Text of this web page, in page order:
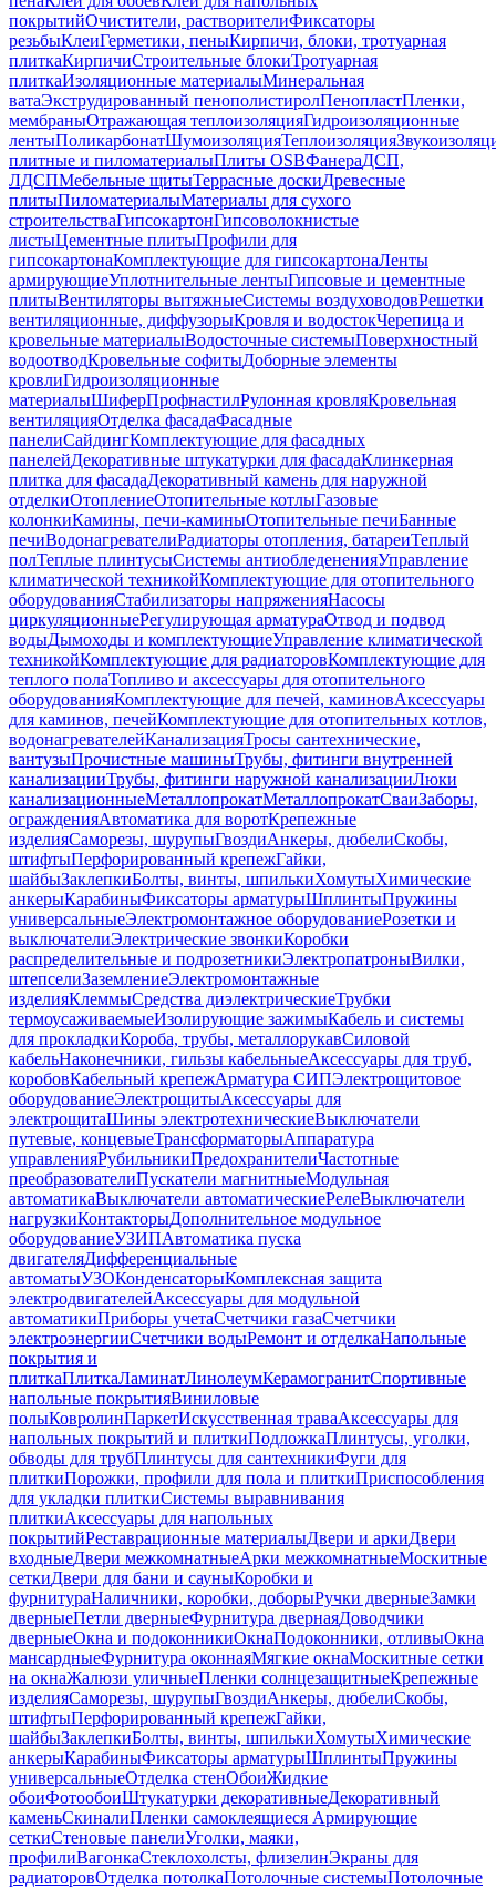
покрытийОчистители, растворителиФиксаторы
резьбыКлеиГерметики, пеныКирпичи, блоки, тротуарная
плиткаКирпичиСтроительные блокиТротуарная
плиткаИзоляционные материалыМинеральная
ватаЭкструдированный пенополистиролПенопластПленки,
мембраныОтражающая теплоизоляцияГидроизоляционные
лентыПоликарбонатШумоизоляцияТеплоизоляция
плитные и пиломатериалыПлиты OSBФанераДСП,
ЛДСПМебельные щитыТеррасные доскиДревесные
плитыПиломатериалыМатериалы для сухого
строительстваГипсокартонГипсоволокнистые
листыЦементные плитыПрофили для
гипсокартонаКомплектующие для гипсокартонаЛенты
армирующиеУплотнительные лентыГипсовые и цементные
плитыВентиляторы вытяжныеСистемы воздуховодовРешетки
вентиляционные, диффузорыКровля и водостокЧерепица и
кровельные материалыВодосточные системыПоверхностный
водоотводКровельные софитыДоборные элементы
кровлиГидроизоляционные
материалыШиферПрофнастилРулонная кровляКровельная
вентиляцияОтделка фасадаФасадные
панелиСайдингКомплектующие для фасадных
панелейДекоративные штукатурки для фасадаКлинкерная
плитка для фасадаДекоративный камень для наружной
отделкиОтоплениеОтопительные котлыГазовые
колонкиКамины, печи-каминыОтопительные печиБанные
печиВодонагревателиРадиаторы отопления, батареиТеплый
полТеплые плинтусыСистемы антиобледененияУправление
климатической техникойКомплектующие для отопительного
оборудованияСтабилизаторы напряженияНасосы
циркуляционныеРегулирующая арматураОтвод и подвод
водыДымоходы и комплектующиеУправление климатической
техникойКомплектующие для радиаторовКомплектующие для
теплого полаТопливо и аксессуары для отопительного
оборудованияКомплектующие для печей, каминовАксессуары
для каминов, печейКомплектующие для отопительных котлов,
водонагревателейКанализацияТросы сантехнические,
вантузыПрочистные машиныТрубы, фитинги внутренней
канализацииТрубы, фитинги наружной канализацииЛюки
канализационныеМеталлопрокатМеталлопрокатСваиЗаборы,
огражденияАвтоматика для воротКрепежные
изделияСаморезы, шурупыГвоздиАнкеры, дюбелиСкобы,
штифтыПерфорированный крепежГайки,
шайбыЗаклепкиБолты, винты, шпилькиХомутыХимические
анкерыКарабиныФиксаторы арматурыШплинтыПружины
универсальныеЭлектромонтажное оборудованиеРозетки и
выключателиЭлектрические звонкиКоробки
распределительные и подрозетникиЭлектропатроныВилки,
штепселиЗаземлениеЭлектромонтажные
изделияКлеммыСредства диэлектрическиеТрубки
термоусаживаемыеИзолирующие зажимыКабель и системы
для прокладкиКороба, трубы, металлорукавСиловой
кабельНаконечники, гильзы кабельныеАксессуары для труб,
коробовКабельный крепежАрматура СИПЭлектрощитовое
оборудованиеЭлектрощитыАксессуары для
электрощитаШины электротехническиеВыключатели
путевые, концевыеТрансформаторыАппаратура
управленияРубильникиПредохранителиЧастотные
преобразователиПускатели магнитныеМодульная
автоматикаВыключатели автоматическиеРелеВыключатели
нагрузкиКонтакторыДополнительное модульное
оборудованиеУЗИПАвтоматика пуска
двигателяДифференциальные
автоматыУЗОКонденсаторыКомплексная защита
электродвигателейАксессуары для модульной
автоматикиПриборы учетаСчетчики газаСчетчики
электроэнергииСчетчики водыРемонт и отделкаНапольные
покрытия и
плиткаПлиткаЛаминатЛинолеумКерамогранитСпортивные
напольные покрытияВиниловые
полыКовролинПаркетИскусственная траваАксессуары для
напольных покрытий и плиткиПодложкаПлинтусы, уголки,
обводы для трубПлинтусы для сантехникиФуги для
плиткиПорожки, профили для пола и плиткиПриспособления
для укладки плиткиСистемы выравнивания
плиткиАксессуары для напольных
покрытийРеставрационные материалыДвери и аркиДвери
входныеДвери межкомнатныеАрки межкомнатныеМоскитные
сеткиДвери для бани и сауныКоробки и
фурнитураНаличники, коробки, доборыРучки дверныеЗамки
дверныеПетли дверныеФурнитура двернаяДоводчики
дверныеОкна и подоконникиОкнаПодоконники, отливыОкна
мансардныеФурнитура оконнаяМягкие окнаМоскитные сетки
на окнаЖалюзи уличныеПленки солнцезащитныеКрепежные
изделияСаморезы, шурупыГвоздиАнкеры, дюбелиСкобы,
штифтыПерфорированный крепежГайки,
шайбыЗаклепкиБолты, винты, шпилькиХомутыХимические
анкерыКарабиныФиксаторы арматурыШплинтыПружины
универсальныеОтделка стенОбоиЖидкие
обоиФотообоиШтукатурки декоративныеДекоративный
каменьСкиналиПленки самоклеящиеся Армирующие
сеткиСтеновые панелиУголки, маяки,
профилиВагонкаСтеклохолсты, флизелинЭкраны для
радиаторовОтделка потолкаПотолочные системыПотолочные